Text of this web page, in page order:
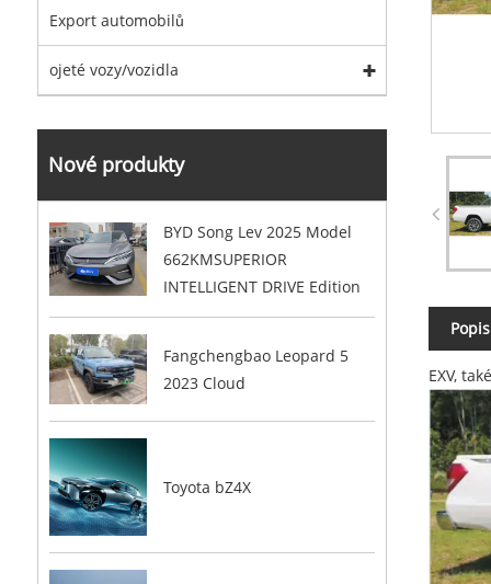
Export automobilů
ojeté vozy/vozidla
Nové produkty
BYD Song Lev 2025 Model
662KMSUPERIOR
INTELLIGENT DRIVE Edition
Fangchengbao Leopard 5
2023 Cloud
Toyota bZ4X
EXV,